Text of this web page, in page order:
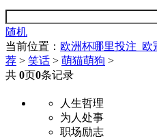
随机
当前位置： 欧洲杯哪里投注_
荐 > 笑话 > 萌猫萌狗 >
共 0页0条记录
人生哲理
为人处事
职场励志